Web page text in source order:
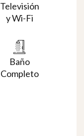
Televisión
y Wi-Fi
Baño
Completo